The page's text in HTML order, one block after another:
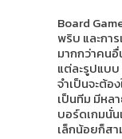
Board
พริบ และกา
มากกว่าคนอื่
แต่ละรูปแบบ
จำเป็นจะต้อ
เป็นทีม มีหล
บอร์ดเกมนั่น
เล็กน้อยก็ส
แค่
ความ
สนุก!